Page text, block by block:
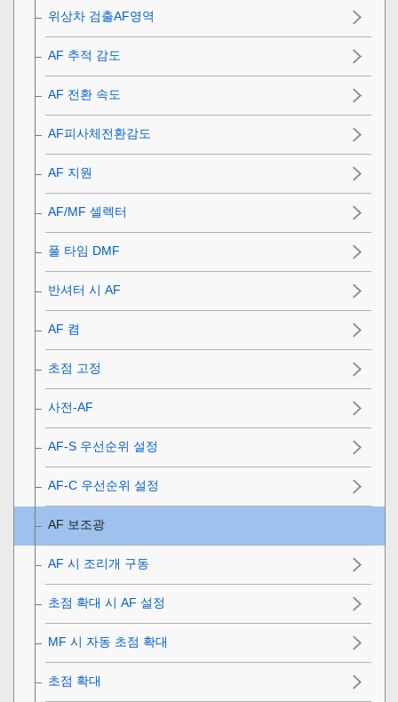
위상차 검출AF영역
AF 추적 감도
AF 전환 속도
AF피사체전환감도
AF 지원
AF/MF 셀렉터
풀 타임 DMF
반셔터 시 AF
AF 켬
초점 고정
사전-AF
AF-S 우선순위 설정
AF-C 우선순위 설정
AF 보조광
AF 시 조리개 구동
초점 확대 시 AF 설정
MF 시 자동 초점 확대
초점 확대